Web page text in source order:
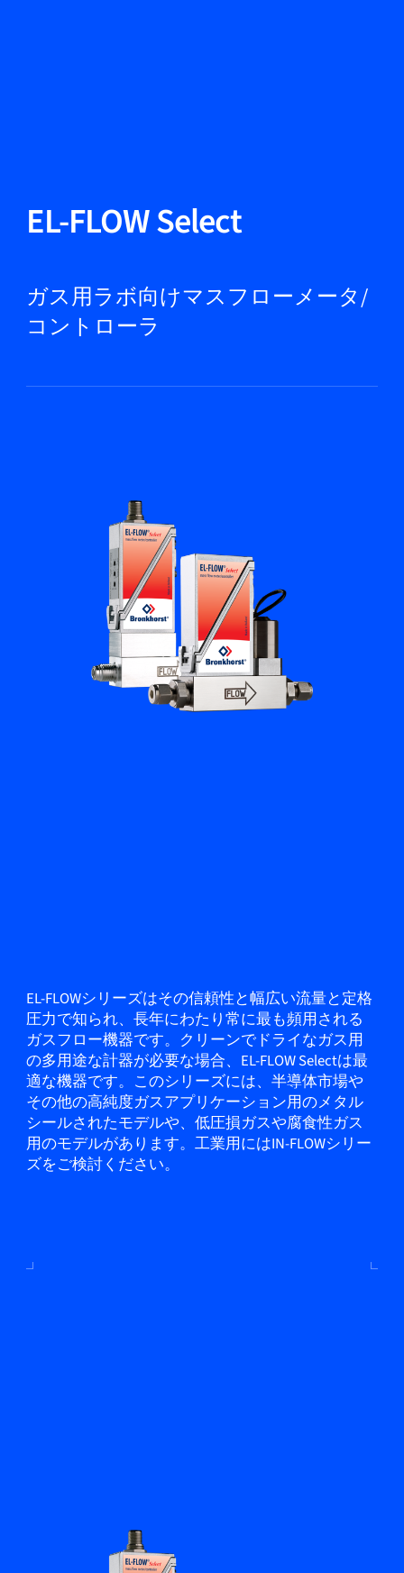
製品紹介
市場
Bronkhorst
EL-FLOW Select
ガス用ラボ向けマスフローメータ/
コントローラ
EL-FLOWシリーズはその信頼性と幅広い流量と定格
圧力で知られ、長年にわたり常に最も頻用される
ガスフロー機器です。クリーンでドライなガス用
の多用途な計器が必要な場合、EL-FLOW Selectは最
適な機器です。このシリーズには、半導体市場や
その他の高純度ガスアプリケーション用のメタル
シールされたモデルや、低圧損ガスや腐食性ガス
用のモデルがあります。工業用にはIN-FLOWシリー
ズをご検討ください。